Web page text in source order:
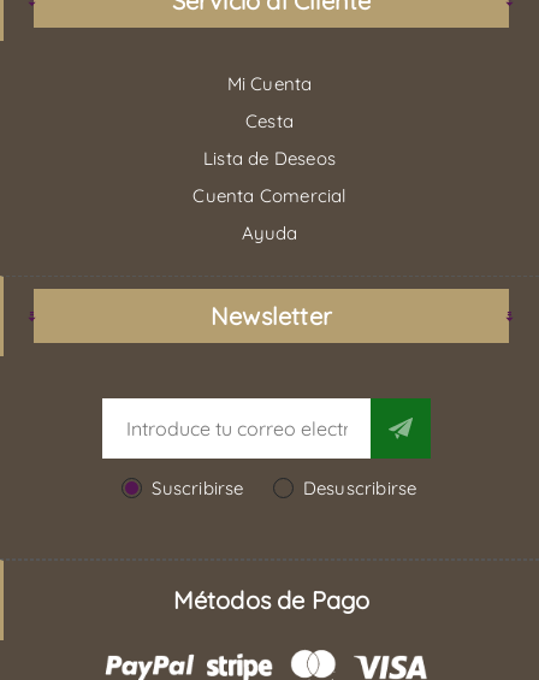
Mi Cuenta
Cesta
Lista de Deseos
Cuenta Comercial
Ayuda
Newsletter
Suscribirse Desuscribirse
Métodos de Pago